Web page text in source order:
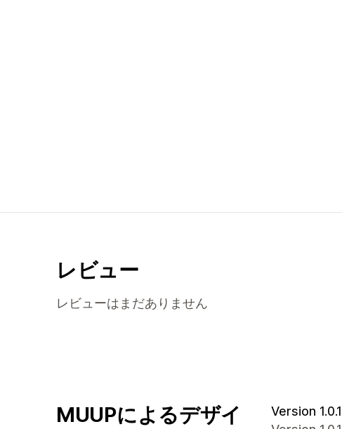
レビュー
レビューはまだありません
MUUPによるデザイ
Version 1.0.1